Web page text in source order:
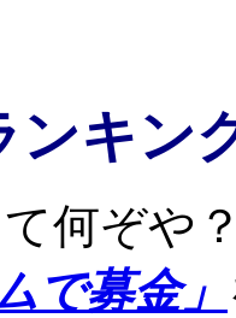
ンキ
て何ぞや
で募金」